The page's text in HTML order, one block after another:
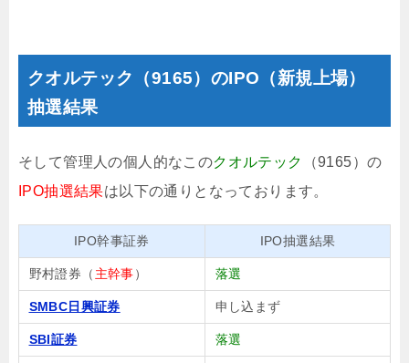
クオルテック（9165）のIPO（新規上場）
抽選結果
そして管理人の個人的なこのクオルテック
（9165）の
IPO抽選結果は以下の通りとなっております。
IPO幹事証券 IPO抽選結果
野村證券（ 主幹事） 落選
SMBC日興証券 申し込まず
SBI証券 落選